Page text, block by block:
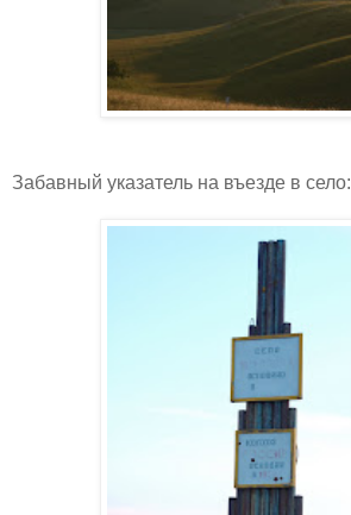
Забавный указатель на въезде в село: